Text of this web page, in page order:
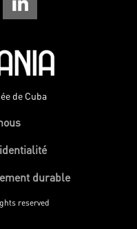
de Cuba
durable
reserved